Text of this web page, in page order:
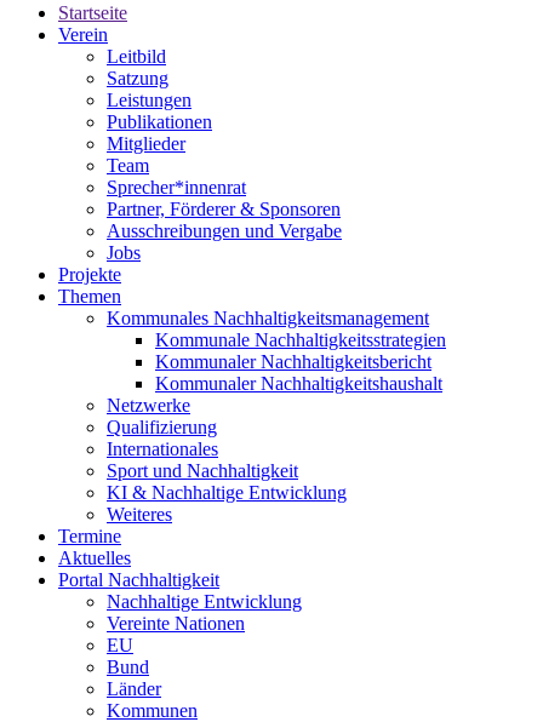
Startseite
Verein
Leitbild
Satzung
Leistungen
Publikationen
Mitglieder
Team
Sprecher*innenrat
Partner, Förderer & Sponsoren
Ausschreibungen und Vergabe
Jobs
Projekte
Themen
Kommunales Nachhaltigkeitsmanagement
Kommunale Nachhaltigkeitsstrategien
Kommunaler Nachhaltigkeitsbericht
Kommunaler Nachhaltigkeitshaushalt
Netzwerke
Qualifizierung
Internationales
Sport und Nachhaltigkeit
KI & Nachhaltige Entwicklung
Weiteres
Termine
Aktuelles
Portal Nachhaltigkeit
Nachhaltige Entwicklung
Vereinte Nationen
EU
Bund
Länder
Kommunen